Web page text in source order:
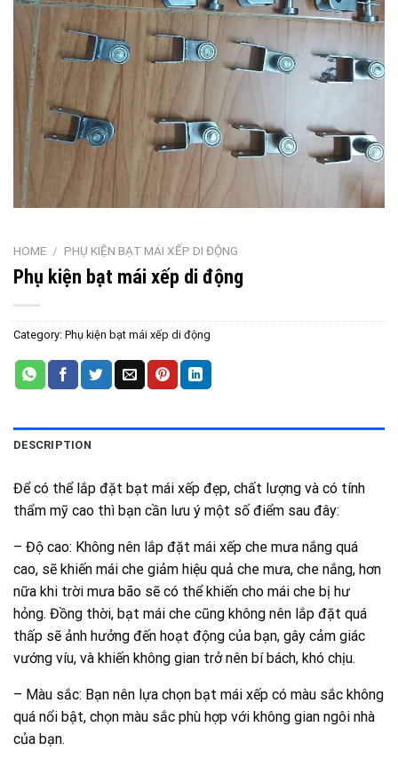
HOME / PHỤ KIỆN BẠT MÁI XẾP DI ĐỘNG
Phụ kiện bạt mái xếp di động
Category: Phụ kiện bạt mái xếp di động
DESCRIPTION
Để có thể lắp đặt bạt mái xếp đẹp, chất lượng và có tính
thẩm mỹ cao thì bạn cần lưu ý một số điểm sau đây:
– Độ cao: Không nên lắp đặt mái xếp che mưa nắng quá
cao, sẽ khiến mái che giảm hiệu quả che mưa, che nắng, hơn
nữa khi trời mưa bão sẽ có thể khiến cho mái che bị hư
hỏng. Đồng thời, bạt mái che cũng không nên lắp đặt quá
thấp sẽ ảnh hưởng đến hoạt động của bạn, gây cảm giác
vướng víu, và khiến không gian trở nên bí bách, khó chịu.
– Màu sắc: Bạn nên lựa chọn bạt mái xếp có màu sắc không
quá nổi bật, chọn màu sắc phù hợp với không gian ngôi nhà
của bạn.